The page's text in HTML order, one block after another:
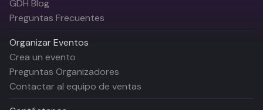
GDH Blog
Preguntas Frecuentes
Organizar Eventos
Crea un evento
Preguntas Organizadores
Contactar al equipo de ventas